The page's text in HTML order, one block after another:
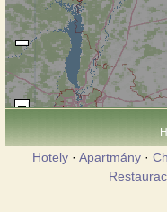
Hotely · Apartmány ·